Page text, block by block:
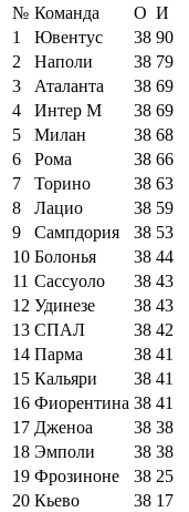
№ Команда О И
1
Ювентус 38 90
2
Наполи 38 79
3
Аталанта 38 69
4
Интер М 38 69
5
Милан 38 68
6
Рома 38 66
7
Торино 38 63
8
Лацио 38 59
9
Сампдория 38 53
10 Болонья 38 44
11 Сассуоло 38 43
12 Удинезе 38 43
13 СПАЛ 38 42
14 Парма 38 41
15 Кальяри 38 41
16 Фиорентина 38 41
17 Дженоа 38 38
18 Эмполи 38 38
19 Фрозиноне 38 25
20 Кьево 38 17